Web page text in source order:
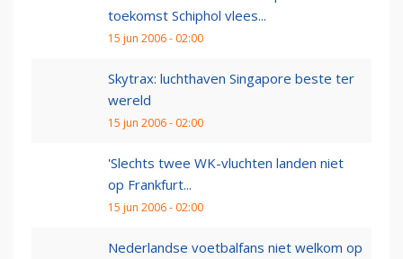
toekomst Schiphol vlees...
15 jun 2006 - 02:00
Skytrax: luchthaven Singapore beste ter
wereld
15 jun 2006 - 02:00
'Slechts twee WK-vluchten landen niet
op Frankfurt...
15 jun 2006 - 02:00
Nederlandse voetbalfans niet welkom op